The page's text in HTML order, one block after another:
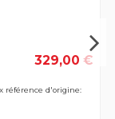
329,00 €
référence d'origine: